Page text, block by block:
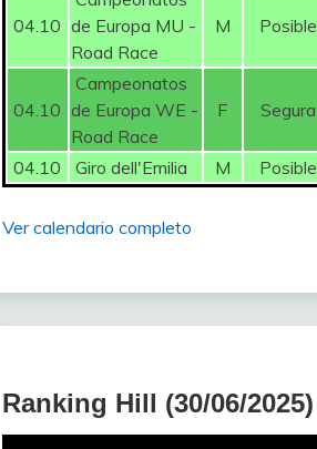
04.10 de Europa MU -
Road Race
M Posible
04.10
Campeonatos
de Europa WE -
Road Race
F Segura
04.10 Giro dell'Emilia M Posible
Ver calendario completo
Ranking Hill (30/06/2025)